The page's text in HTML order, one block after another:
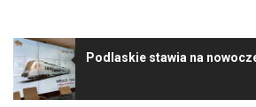
Podlaskie stawia na